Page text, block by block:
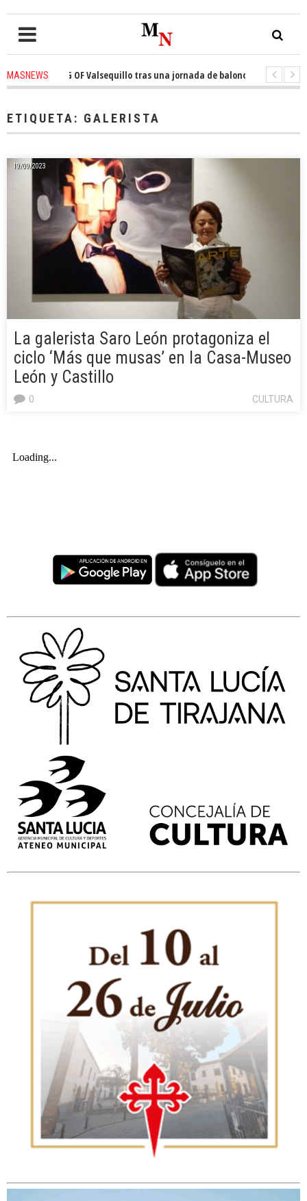
MASNEWS
KING OF Valsequillo tras una jornada de baloncesto urbano de
ETIQUETA: GALERISTA
19/09/2023
La galerista Saro León protagoniza el
ciclo ‘Más que musas’ en la Casa-Museo
León y Castillo
CULTURA
0